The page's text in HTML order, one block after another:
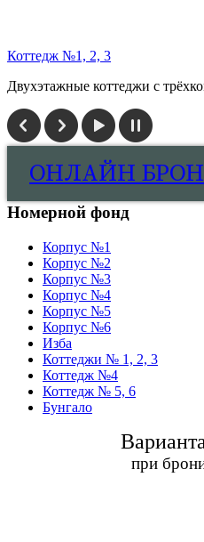
Коттедж №1, 2, 3
Двухэтажные коттеджи с
ОНЛАЙН
Номерной фонд
Корпус №1
Корпус №2
Корпус №3
Корпус №4
Корпус №5
Корпус №6
Изба
Коттеджи № 1, 2, 3
Коттедж №4
Коттедж № 5, 6
Бунгало
при